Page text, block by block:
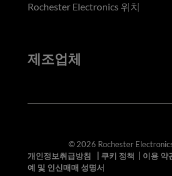
Rochester Electronics 위치
제조업체
© 2026 Rochester
개인정보취급방침
쿠키 정책 이용 약
예 및 인신매매 성명서